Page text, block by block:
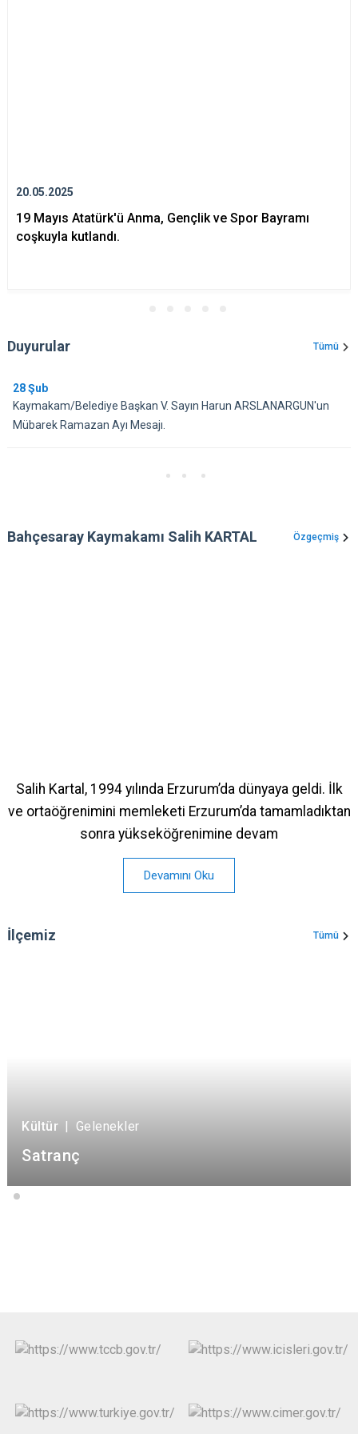
20.05.2025
19 Mayıs Atatürk­'ü Anma, Gençlik ve Spor Bayramı
coşkuyla kutlandı.
Duyurular Tümü
28Şub
Kaymakam/Belediye Başkan V. Sayın Harun ARSLANARGUN'un
Mübarek Ramazan Ayı Mesajı.
Bahçesaray Kaymakamı Salih KARTAL Özgeçmiş
Salih Kartal, 1994 yılında Erzurum’da dünyaya geldi. İlk
ve ortaöğrenimini memleketi Erzurum’da tamamladıktan
sonra yükseköğrenimine devam
Devamını Oku
İlçemiz Tümü
Kültür | Gelenekler
Satranç